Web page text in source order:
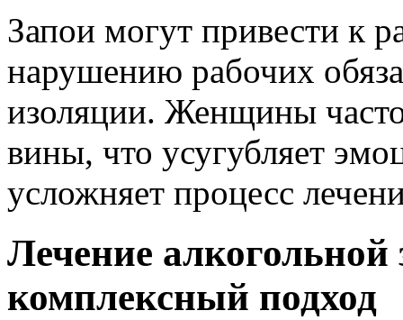
Запои могут привести к
нарушению рабочих
изоляции. Женщины
вины, что усугубляет
усложняет процесс
Лечение
комплексный подход